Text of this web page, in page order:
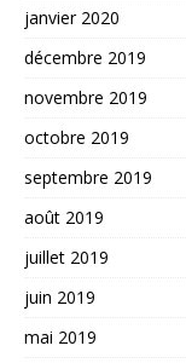
janvier 2020
décembre 2019
novembre 2019
octobre 2019
septembre 2019
août 2019
juillet 2019
juin 2019
mai 2019